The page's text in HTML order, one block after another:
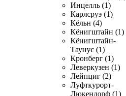
Инцелль (1)
Карлсруэ (1)
Кёльн (4)
Кёнигштайн (1)
Кёнигштайн-
Таунус (1)
Кронберг (1)
Леверкузен (1)
Лейпциг (2)
Луфткурорт-
Люкендорф (1)